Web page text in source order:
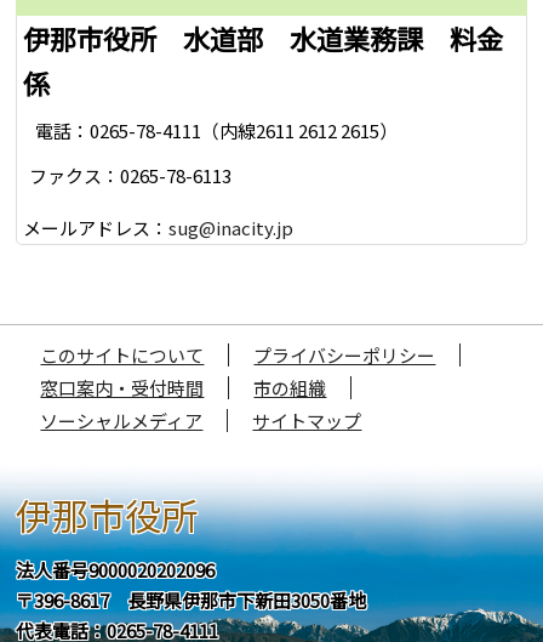
伊那市役所 水道部 水道業務課 料金
係
電話：0265-78-4111（内線2611 2612 2615）
ファクス：0265-78-6113
メールアドレス：sug@inacity.jp
このサイトについて
プライバシーポリシー
窓口案内・受付時間
市の組織
ソーシャルメディア
サイトマップ
伊那市役所
法人番号9000020202096
〒396-8617 長野県伊那市下新田3050番地
代表電話：0265-78-4111